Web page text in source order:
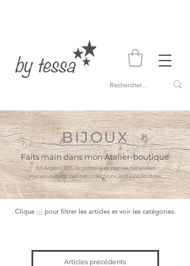
BIJOUX
Faits main dans mon Atelier-boutique
En Argent 925, Argenterie et pierres naturelles
Pièces uniques, petites collections, éditions limitées
Clique ici pour filtrer les articles et voir les catégories.
Articles précédents